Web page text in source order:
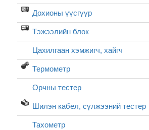
Дохионы үүсгүүр
Тэжээлийн блок
Цахилгаан хэмжигч, хайгч
Термометр
Орчны тестер
Шилэн кабел, cүлжээний тестер
Тахометр